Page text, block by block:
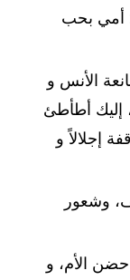
أمي بحب
الأنس و
إليك أطأطئ
إجلالاً و
وشعور
الأم، و